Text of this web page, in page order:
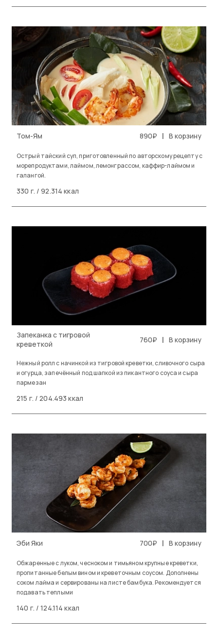
Том-Ям 890₽ | В корзину
Острый тайский суп, приготовленный по авторскому рецепту с
морепродуктами, лаймом, лемонграссом, каффир-лаймом и
галангой.
330 г. / 92.314 ккал
Запеканка с тигровой
креветкой
760₽ | В корзину
Нежный ролл с начинкой из тигровой креветки, сливочного сыра
и огурца, запечённый под шапкой из пикантного соуса и сыра
пармезан
215 г. / 204.493 ккал
Эби Яки 700₽ | В корзину
Обжаренные с луком, чесноком и тимьяном крупные креветки,
пропитанные белым вином и креветочным соусом. Дополнены
соком лайма и сервированы на листе бамбука. Рекомендуется
подавать теплыми
140 г. / 124.114 ккал